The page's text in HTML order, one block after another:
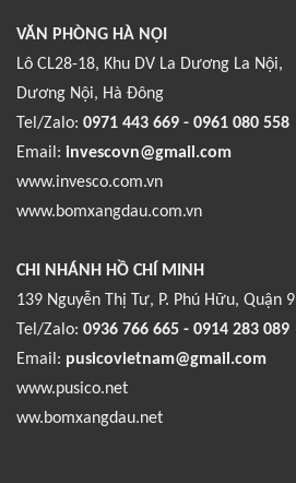
VĂN PHÒNG HÀ NỘI
Lô CL28-18, Khu DV La Dương La Nội,
Dương Nội, Hà Đông
Tel/Zalo: 0971 443 669 - 0961 080 558
Email: invescovn@gmail.com
www.invesco.com.vn
www.bomxangdau.com.vn
CHI NHÁNH HỒ CHÍ MINH
139 Nguyễn Thị Tư, P. Phú Hữu, Quận 9
Tel/Zalo: 0936 766 665 - 0914 283 089
Email: pusicovietnam@gmail.com
www.pusico.net
ww.bomxangdau.net